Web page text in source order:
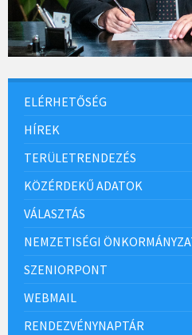
ELÉRHETŐSÉG
HÍREK
TERÜLETRENDEZÉS
KÖZÉRDEKŰ ADATOK
VÁLASZTÁS
NEMZETISÉGI
SZENIORPONT
WEBMAIL
RENDEZVÉNYNAPTÁR